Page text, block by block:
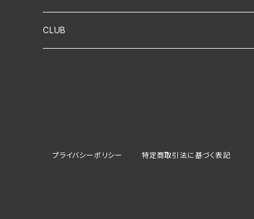
吹奏楽
CLUB
プライバシーポリシー 特定商取引法に基づく表記